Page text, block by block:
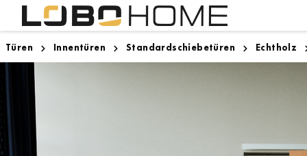
Innentüren Zargen
Designboden
Lighthouse Bremen
Türen Innentüren Standardschiebetüren Echtholz